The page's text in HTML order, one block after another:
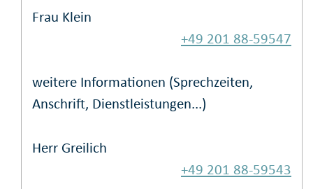
Frau Klein
+49 201 88-59547
weitere Informationen (Sprechzeiten,
Anschrift, Dienstleistungen...)
Herr Greilich
+49 201 88-59543